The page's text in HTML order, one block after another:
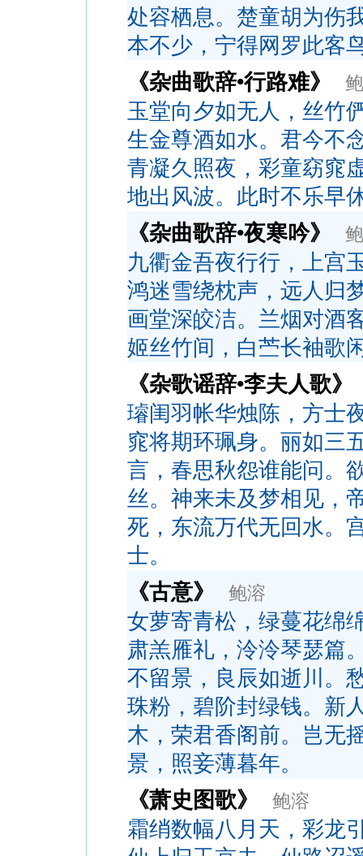
处容栖息。楚童胡为伤
本不少，宁得网罗此客
《杂曲歌辞•行路难》
玉堂向夕如无人，丝竹
生金尊酒如水。君今不
青凝久照夜，彩童窈窕
地出风波。此时不乐早
《杂曲歌辞•夜寒吟》
九衢金吾夜行行，上宫
鸿迷雪绕枕声，远人归
画堂深皎洁。兰烟对酒
姬丝竹间，白苎长袖歌
《杂歌谣辞•李夫人歌》
璿闺羽帐华烛陈，方士
窕将期环珮身。丽如三
言，春思秋怨谁能问。
丝。神来未及梦相见，
死，东流万代无回水。
士。
《古意》
鲍溶
女萝寄青松，绿蔓花绵
肃羔雁礼，泠泠琴瑟篇
不留景，良辰如逝川。
珠粉，碧阶封绿钱。新
木，荣君香阁前。岂无
景，照妾薄暮年。
《萧史图歌》
鲍溶
霜绡数幅八月天，彩龙